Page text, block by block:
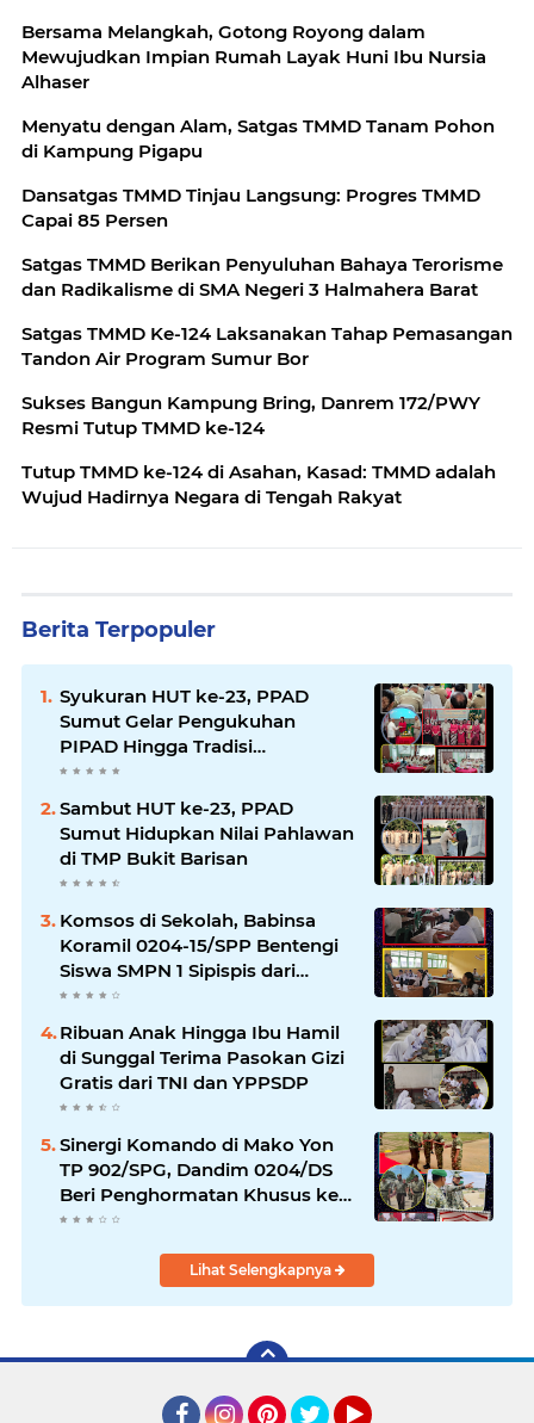
Bersama Melangkah, Gotong Royong dalam
Mewujudkan Impian Rumah Layak Huni Ibu Nursia
Alhaser
Menyatu dengan Alam, Satgas TMMD Tanam Pohon
di Kampung Pigapu
Dansatgas TMMD Tinjau Langsung: Progres TMMD
Capai 85 Persen
Satgas TMMD Berikan Penyuluhan Bahaya Terorisme
dan Radikalisme di SMA Negeri 3 Halmahera Barat
Satgas TMMD Ke-124 Laksanakan Tahap Pemasangan
Tandon Air Program Sumur Bor
Sukses Bangun Kampung Bring, Danrem 172/PWY
Resmi Tutup TMMD ke-124
Tutup TMMD ke-124 di Asahan, Kasad: TMMD adalah
Wujud Hadirnya Negara di Tengah Rakyat
Berita Terpopuler
Syukuran HUT ke-23, PPAD
Sumut Gelar Pengukuhan
PIPAD Hingga Tradisi
Kekeluargaan
Sambut HUT ke-23, PPAD
Sumut Hidupkan Nilai Pahlawan
di TMP Bukit Barisan
Komsos di Sekolah, Babinsa
Koramil 0204-15/SPP Bentengi
Siswa SMPN 1 Sipispis dari
Bahaya Narkotika
Ribuan Anak Hingga Ibu Hamil
di Sunggal Terima Pasokan Gizi
Gratis dari TNI dan YPPSDP
Sinergi Komando di Mako Yon
TP 902/SPG, Dandim 0204/DS
Beri Penghormatan Khusus ke
Menhan RI
Lihat Selengkapnya